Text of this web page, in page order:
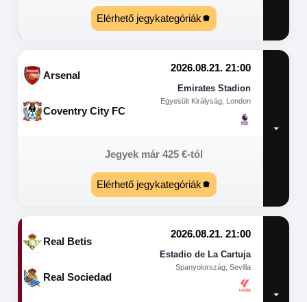
Elérhető jegykategóriák
Arsenal
2026.08.21. 21:00
Emirates Stadion
Egyesült Királyság, London
Coventry City FC
Jegyek már 425 €-tól
Elérhető jegykategóriák
Real Betis
2026.08.21. 21:00
Estadio de La Cartuja
Spanyolország, Sevilla
Real Sociedad